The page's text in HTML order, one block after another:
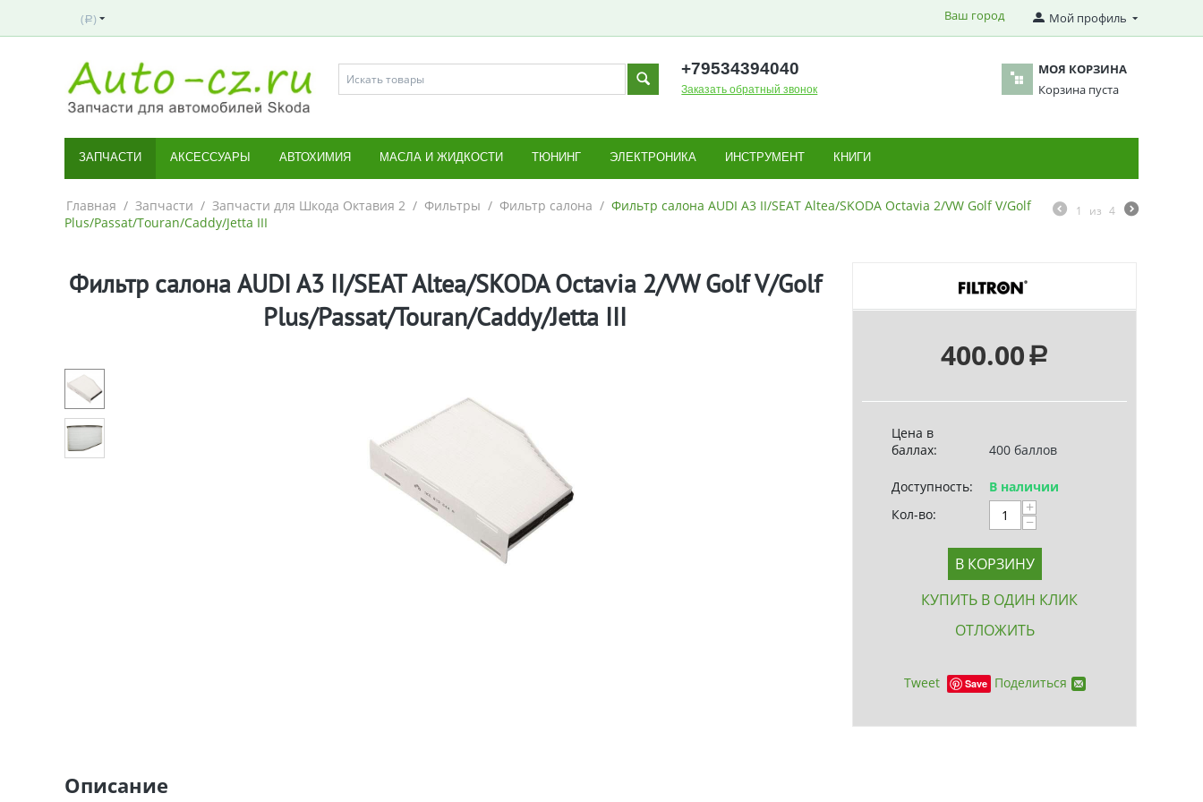
( Р ) Мой профиль
Ваш город
+79534394040
Заказать обратный звонок
МОЯ КОРЗИНА
Корзина пуста
ЗАПЧАСТИ АКСЕССУАРЫ АВТОХИМИЯ МАСЛА И ЖИДКОСТИ ТЮНИНГ ЭЛЕКТРОНИКА ИНСТРУМЕНТ КНИГИ
Главная / Запчасти / Запчасти для Шкода Октавия 2 / Фильтры / Фильтр салона / Фильтр салона AUDI A3 II/SEAT Altea/SKODA Octavia 2/VW Golf V/Golf
Plus/Passat/Touran/Caddy/Jetta III
1 из 4
Фильтр салона AUDI A3 II/SEAT Altea/SKODA Octavia 2/VW Golf V/Golf
Plus/Passat/Touran/Caddy/Jetta III
400.00 Р
Цена в
баллах:
400 баллов
Доступность:
В наличии
Кол-во:
+
−
В КОРЗИНУ
КУПИТЬ В ОДИН КЛИК
ОТЛОЖИТЬ
Tweet Save Поделиться
Описание